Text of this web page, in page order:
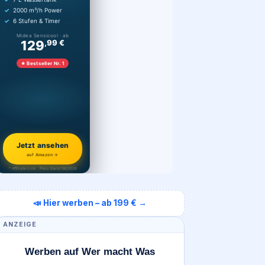
2000 m³/h Power
6 Stufen & Timer
Midea Sensicool · ab
129,99 €
★ Bestseller Nr. 1
Jetzt ansehen
auf Amazon →
* Affiliate-Link · Preis Stand 06/2026
📣 Hier werben – ab 199 € →
ANZEIGE
Werben auf Wer macht Was